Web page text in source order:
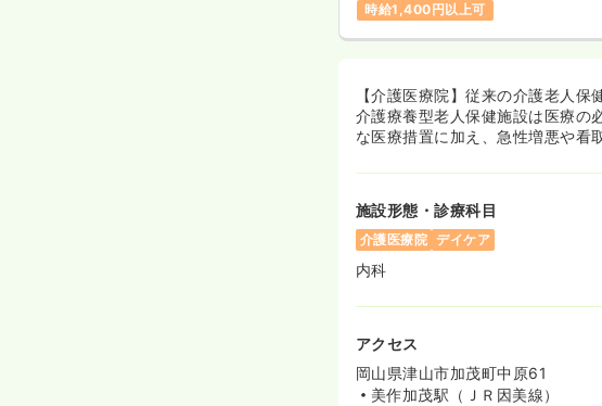
時給1,400円以上可
【介護医療院】従来の介護老人
介護療養型老人保健施設は医療の
な医療措置に加え、急性増悪や看
施設形態・診療科目
介護医療院 デイケア
内科
アクセス
岡山県津山市加茂町中原61
美作加茂駅（ＪＲ因美線）